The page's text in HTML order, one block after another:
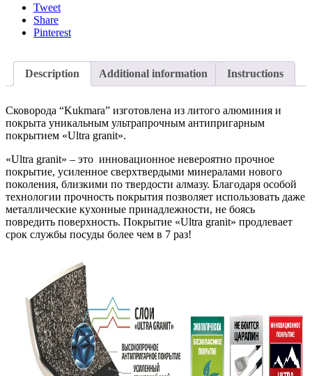
Tweet
Share
Pinterest
Description Additional information Instructions
Сковорода “Kukmara” изготовлена из литого алюминия и
покрыта уникальным ультрапрочным антипригарным
покрытием «Ultra granit».
«Ultra granit» – это инновационное невероятно прочное
покрытие, усиленное сверхтвердыми минералами нового
поколения, близкими по твердости алмазу. Благодаря особой
технологии прочность покрытия позволяет использовать даже
металлические кухонные принадлежности, не боясь
повредить поверхность. Покрытие «Ultra granit» продлевает
срок службы посуды более чем в 7 раз!